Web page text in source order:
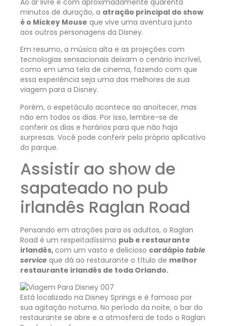
minutos de duração, a atração principal do show
é o Mickey Mouse que vive uma aventura junto
aos outros personagens da Disney.
Em resumo, a música alta e as projeções com
tecnologias sensacionais deixam o cenário incrível,
como em uma tela de cinema, fazendo com que
essa experiência seja uma das melhores de sua
viagem para a Disney.
Porém, o espetáculo acontece ao anoitecer, mas
não em todos os dias. Por isso, lembre-se de
conferir os dias e horários para que não haja
surpresas. Você pode conferir pelo próprio aplicativo
do parque.
Assistir ao show de
sapateado no pub
irlandês Raglan Road
Pensando em atrações para os adultos, o Raglan
Road é um respeitadíssimo pub e restaurante
irlandês,com um vasto e delicioso cardápio table
service que dá ao restaurante o título de melhor
restaurante irlandês de toda Orlando.
Está localizado na Disney Springs e é famoso por
sua agitação noturna. No período da noite, o bar do
restaurante se abre e a atmosfera de todo o Raglan